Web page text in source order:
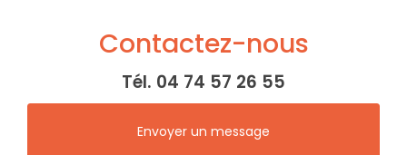
Contactez-nous
Tél. 04 74 57 26 55
Envoyer un message